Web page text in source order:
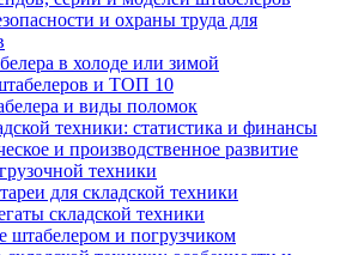
и охраны труда для
в холоде или зимой
и ТОП 10
и виды поломок
техники: статистика и финансы
и производственное развитие
техники
для складской техники
складской техники
штабелером и погрузчиком